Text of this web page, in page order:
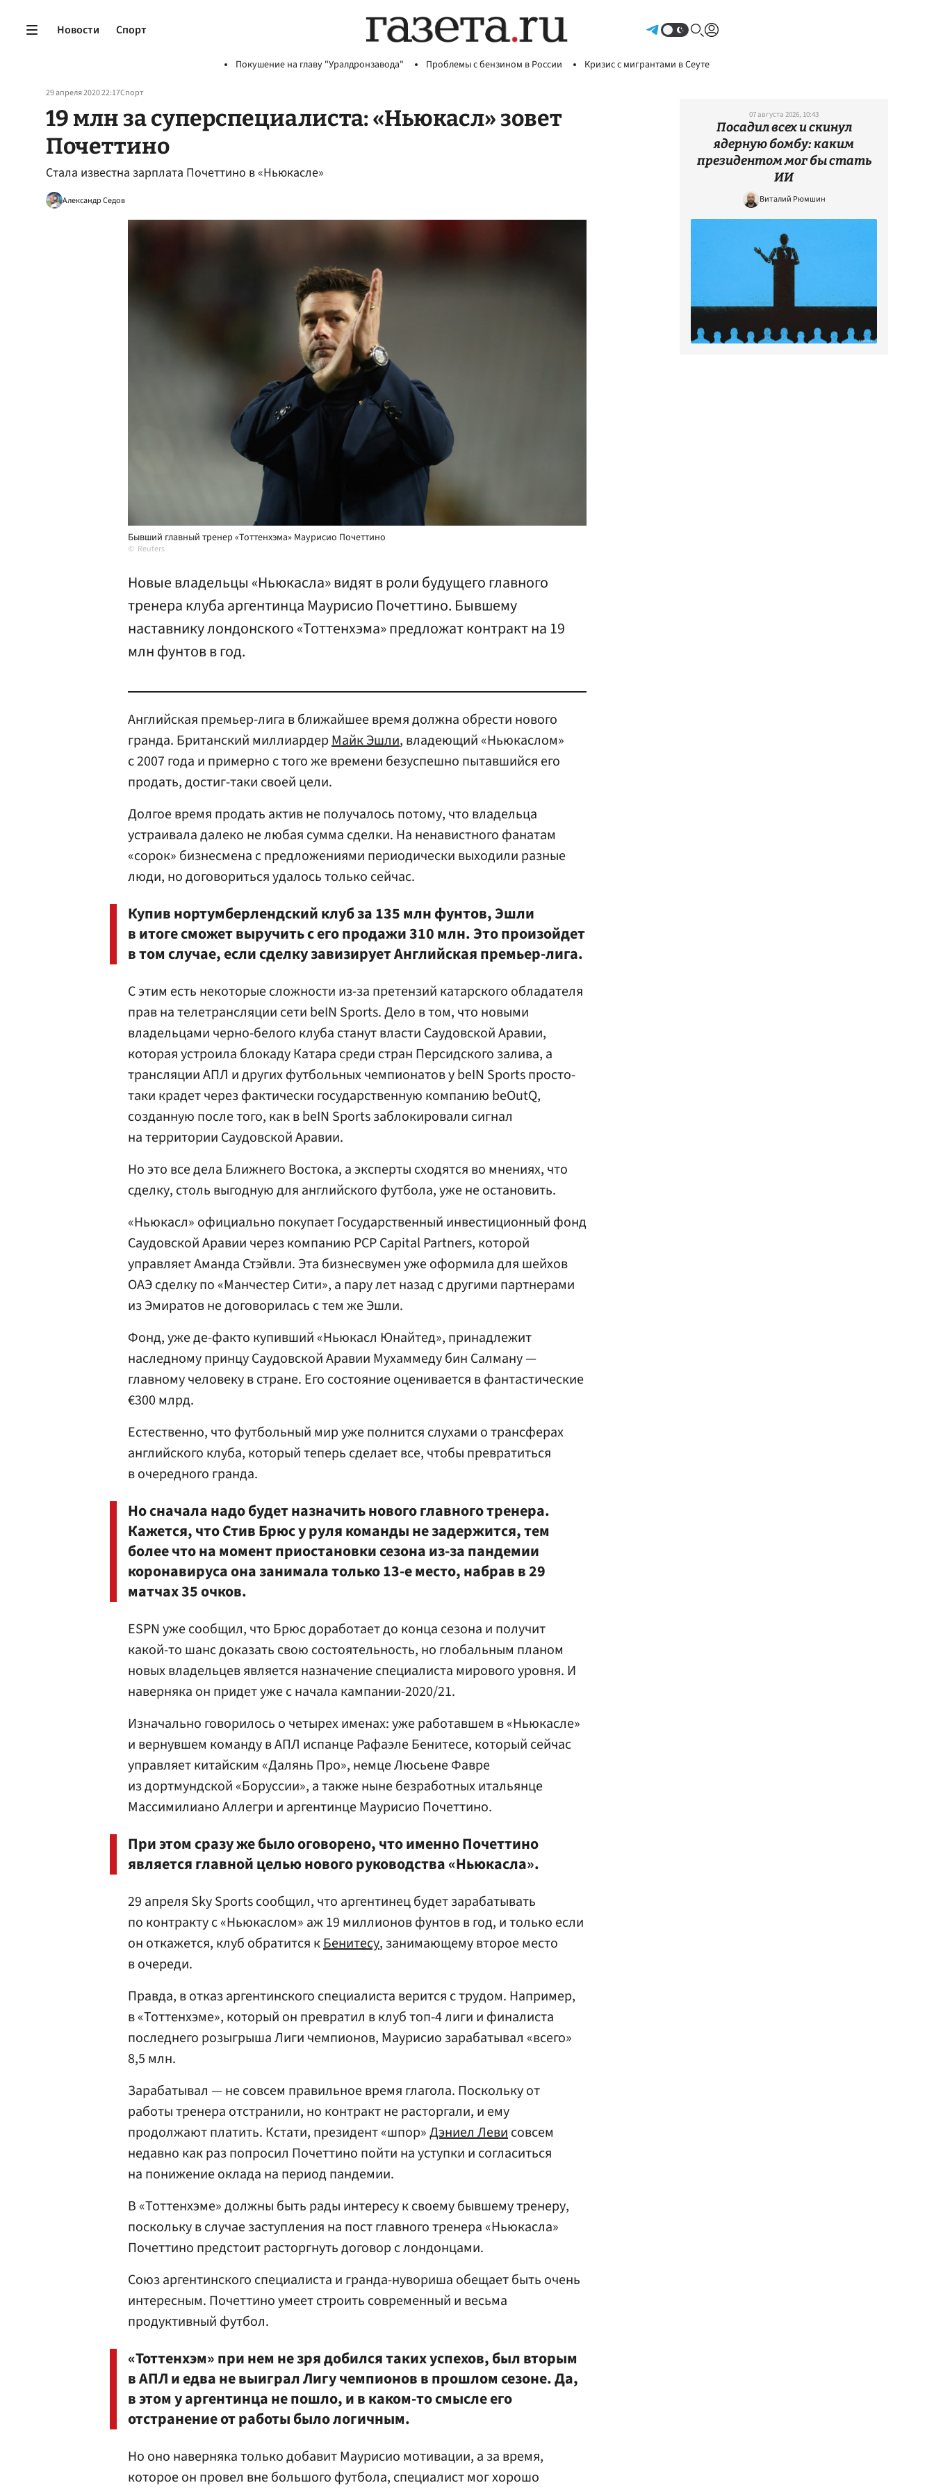
Новости Спорт
Покушение на главу "Уралдронзавода" Проблемы с бензином в России Кризис с мигрантами в Сеуте
29 апреля 2020 22:17Спорт
19 млн за суперспециалиста: «Ньюкасл» зовет
Почеттино
Стала известна зарплата Почеттино в «Ньюкасле»
Александр Седов
Бывший главный тренер «Тоттенхэма» Маурисио Почеттино
Reuters
Новые владельцы «Ньюкасла» видят в роли будущего главного
тренера клуба аргентинца Маурисио Почеттино. Бывшему
наставнику лондонского «Тоттенхэма» предложат контракт на 19
млн фунтов в год.
Английская премьер-лига в ближайшее время должна обрести нового
гранда. Британский миллиардерМайк Эшли, владеющий «Ньюкаслом»
с 2007 года и примерно с того же времени безуспешно пытавшийся его
продать, достиг-таки своей цели.
Долгое время продать актив не получалось потому, что владельца
устраивала далеко не любая сумма сделки. На ненавистного фанатам
«сорок» бизнесмена с предложениями периодически выходили разные
люди, но договориться удалось только сейчас.
Купив нортумберлендский клуб за 135 млн фунтов, Эшли
в итоге сможет выручить с его продажи 310 млн. Это произойдет
в том случае, если сделку завизирует Английская премьер-лига.
С этим есть некоторые сложности из-за претензий катарского обладателя
прав на телетрансляции сети beIN Sports. Дело в том, что новыми
владельцами черно-белого клуба станут власти Саудовской Аравии,
которая устроила блокаду Катара среди стран Персидского залива, а
трансляции АПЛ и других футбольных чемпионатов у beIN Sports просто-
таки крадет через фактически государственную компанию beOutQ,
созданную после того, как в beIN Sports заблокировали сигнал
на территории Саудовской Аравии.
Но это все дела Ближнего Востока, а эксперты сходятся во мнениях, что
сделку, столь выгодную для английского футбола, уже не остановить.
«Ньюкасл» официально покупает Государственный инвестиционный фонд
Саудовской Аравии через компанию PCP Capital Partners, которой
управляет Аманда Стэйвли. Эта бизнесвумен уже оформила для шейхов
ОАЭ сделку по «Манчестер Сити», а пару лет назад с другими партнерами
из Эмиратов не договорилась с тем же Эшли.
Фонд, уже де-факто купивший «Ньюкасл Юнайтед», принадлежит
наследному принцу Саудовской Аравии Мухаммеду бин Салману —
главному человеку в стране. Его состояние оценивается в фантастические
€300 млрд.
Естественно, что футбольный мир уже полнится слухами о трансферах
английского клуба, который теперь сделает все, чтобы превратиться
в очередного гранда.
Но сначала надо будет назначить нового главного тренера.
Кажется, что Стив Брюс у руля команды не задержится, тем
более что на момент приостановки сезона из-за пандемии
коронавируса она занимала только 13-е место, набрав в 29
матчах 35 очков.
ESPN уже сообщил, что Брюс доработает до конца сезона и получит
какой-то шанс доказать свою состоятельность, но глобальным планом
новых владельцев является назначение специалиста мирового уровня. И
наверняка он придет уже с начала кампании-2020/21.
Изначально говорилось о четырех именах: уже работавшем в «Ньюкасле»
и вернувшем команду в АПЛ испанце Рафаэле Бенитесе, который сейчас
управляет китайским «Далянь Про», немце Люсьене Фавре
из дортмундской «Боруссии», а также ныне безработных итальянце
Массимилиано Аллегри и аргентинце Маурисио Почеттино.
При этом сразу же было оговорено, что именно Почеттино
является главной целью нового руководства «Ньюкасла».
29 апреля Sky Sports сообщил, что аргентинец будет зарабатывать
по контракту с «Ньюкаслом» аж 19 миллионов фунтов в год, и только если
он откажется, клуб обратится кБенитесу, занимающему второе место
в очереди.
Правда, в отказ аргентинского специалиста верится с трудом. Например,
в «Тоттенхэме», который он превратил в клуб топ-4 лиги и финалиста
последнего розыгрыша Лиги чемпионов, Маурисио зарабатывал «всего»
8,5 млн.
Зарабатывал — не совсем правильное время глагола. Поскольку от
работы тренера отстранили, но контракт не расторгали, и ему
продолжают платить. Кстати, президент «шпор»Дэниел Левисовсем
недавно как раз попросил Почеттино пойти на уступки и согласиться
на понижение оклада на период пандемии.
В «Тоттенхэме» должны быть рады интересу к своему бывшему тренеру,
поскольку в случае заступления на пост главного тренера «Ньюкасла»
Почеттино предстоит расторгнуть договор с лондонцами.
Союз аргентинского специалиста и гранда-нувориша обещает быть очень
интересным. Почеттино умеет строить современный и весьма
продуктивный футбол.
«Тоттенхэм» при нем не зря добился таких успехов, был вторым
в АПЛ и едва не выиграл Лигу чемпионов в прошлом сезоне. Да,
в этом у аргентинца не пошло, и в каком-то смысле его
отстранение от работы было логичным.
Но оно наверняка только добавит Маурисио мотивации, а за время,
которое он провел вне большого футбола, специалист мог хорошо
07 августа 2026, 10:43
Посадил всех и скинул
ядерную бомбу: каким
президентом мог бы стать
ИИ
Виталий Рюмшин